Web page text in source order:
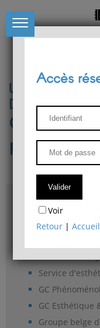
Université de
Département
Centre de
Accès & plans
Bibliothèque
Service
GC
GC Esthétique
Groupe belge
Accès
Voir
Retour |Accueil